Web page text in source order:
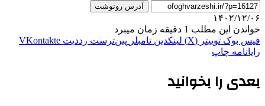
آدرس رونوشت
۱۴۰۲/۱۲/۰۶
خواندن این مطلب 1 دقیقه زمان میبرد
فیس بوک توییتر (X) لینکدین ‫تامبلر ‫پین‌ترست ‫رددیت ‫VKontakte
رایانامه چاپ
بعدی را بخوانید